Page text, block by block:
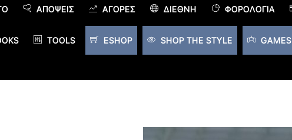
ΑΠΌΨΕΙΣ ΑΓΟΡΈΣ ΔΙΕΘΝΉ ΦΟΡΟΛΟΓΊΑ
TOOLS ESHOP SHOP THE STYLE GAMES